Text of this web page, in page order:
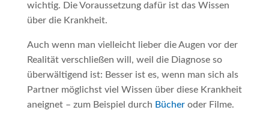
wichtig. Die Voraussetzung dafür ist das Wissen
über die Krankheit.
Auch wenn man vielleicht lieber die Augen vor der
Realität verschließen will, weil die Diagnose so
überwältigend ist: Besser ist es, wenn man sich als
Partner möglichst viel Wissen über diese Krankheit
aneignet – zum Beispiel durch Bücheroder Filme.